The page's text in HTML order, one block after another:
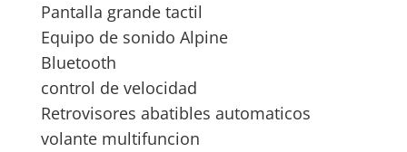
Pantalla grande tactil
Equipo de sonido Alpine
Bluetooth
control de velocidad
Retrovisores abatibles automaticos
volante multifuncion